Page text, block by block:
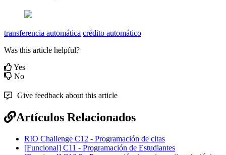
transferencia automática crédito automático
Was this article helpful?
Yes
No
Give feedback about this article
Artículos Relacionados
RIO Challenge C12 - Programación de citas
[Funcional] C11 - Programación de Estudiantes